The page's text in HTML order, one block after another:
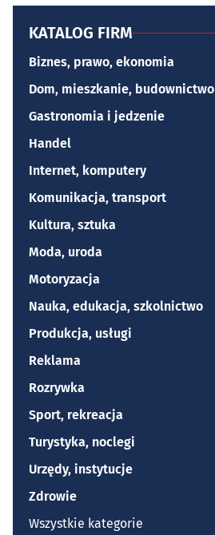
KATALOG FIRM
Biznes, prawo, ekonomia
Dom, mieszkanie, budownictwo
Gastronomia i jedzenie
Handel
Internet, komputery
Komunikacja, transport
Kultura, sztuka
Moda, uroda
Motoryzacja
Nauka, edukacja, szkolnictwo
Produkcja, usługi
Reklama
Rozrywka
Sport, rekreacja
Turystyka, noclegi
Urzędy, instytucje
Zdrowie
Wszystkie kategorie